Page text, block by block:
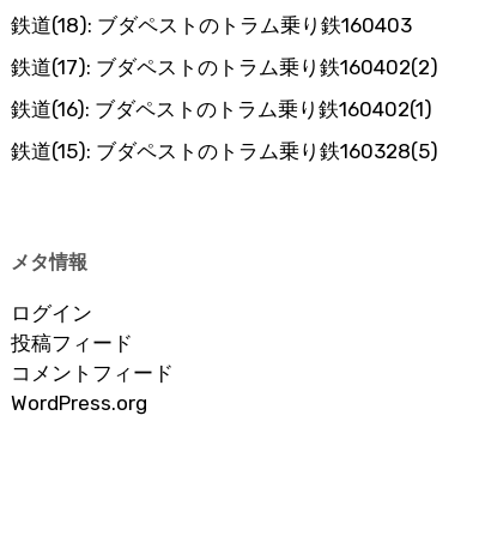
鉄道(18): ブダペストのトラム乗り鉄160403
鉄道(17): ブダペストのトラム乗り鉄160402(2)
鉄道(16): ブダペストのトラム乗り鉄160402(1)
鉄道(15): ブダペストのトラム乗り鉄160328(5)
メタ情報
ログイン
投稿フィード
コメントフィード
WordPress.org